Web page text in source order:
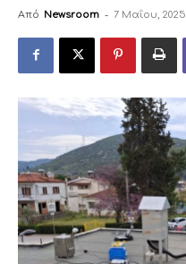
Από Newsroom - 7 Μαΐου, 2025